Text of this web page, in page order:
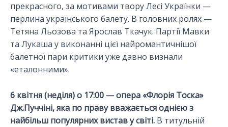
прекрасного, за мотивами твору Лесі Українки —
перлина українського балету. В головних ролях —
Тетяна Льозова та Ярослав Ткачук. Партії Мавки
та Лукаша у виконанні цієї найромантичнішої
балетної пари критики уже давно визнали
«еталонними».
6 квітня (неділя) о 17:00 — опера «Флорія Тоска»
Дж.Пуччіні, яка по праву вважається однією з
найбільш популярних вистав у світі. В титульній